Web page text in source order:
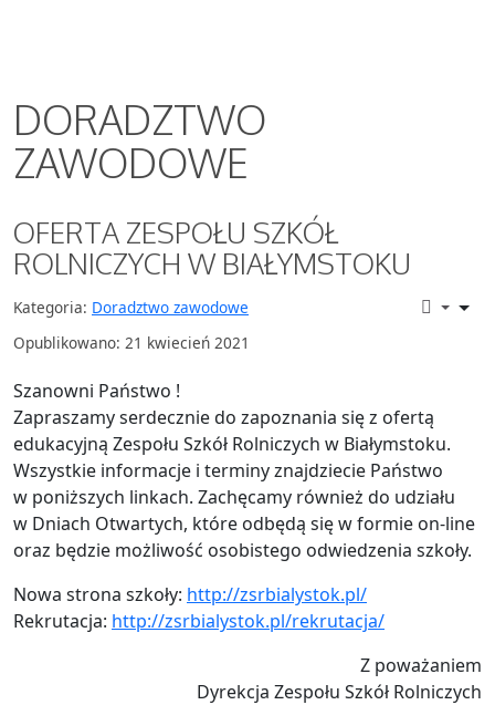
DORADZTWO
ZAWODOWE
OFERTA ZESPOŁU SZKÓŁ
ROLNICZYCH W BIAŁYMSTOKU
Kategoria: Doradztwo zawodowe
Opublikowano: 21 kwiecień 2021
Szanowni Państwo !
Zapraszamy serdecznie do zapoznania się z ofertą
edukacyjną Zespołu Szkół Rolniczych w Białymstoku.
Wszystkie informacje i terminy znajdziecie Państwo
w poniższych linkach. Zachęcamy również do udziału
w Dniach Otwartych, które odbędą się w formie on-line
oraz będzie możliwość osobistego odwiedzenia szkoły.
Nowa strona szkoły: http://zsrbialystok.pl/
Rekrutacja: http://zsrbialystok.pl/rekrutacja/
Z poważaniem
Dyrekcja Zespołu Szkół Rolniczych